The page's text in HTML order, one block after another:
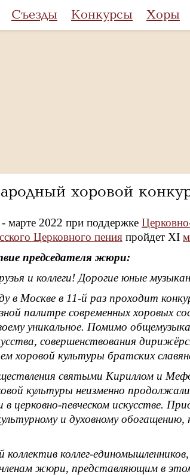
Съезды Конкурсы Хоры
хоровой
марте 2022 при поддержке
Церковного пения пройдет XI
председателя жюри:
и коллеги! Дорогие юные
в Москве в 11-й раз проходит
палитре современных хоровых
уникальное. Помимо
совершенствования
хоровой культуры братских
святыми Кириллом и
культуры неизменно
церковно-певческом искусстве.
и духовному
коллег-
жюри, представляющим в